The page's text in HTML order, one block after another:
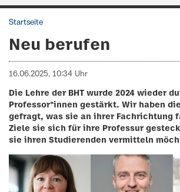
Startseite
Neu berufen
16.06.2025, 10:34 Uhr
Die Lehre der BHT wurde 2024 wieder
Professor*innen gestärkt. Wir haben
gefragt, was sie an ihrer Fachrichtung
Ziele sie sich für ihre Professur
sie ihren Studierenden vermitteln